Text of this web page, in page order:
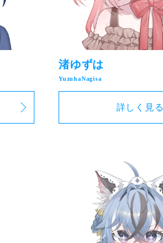
渚ゆずは
詳しく見る